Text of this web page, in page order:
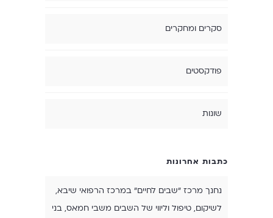
סקרים ומחקרים
פודקסטים
שונות
כתבות אחרונות
נחנך מרכז "שבים לחיים" במרכז הרפואי שיבא,
לשיקום, טיפול וליווי של השבים משבי חמאס, בני